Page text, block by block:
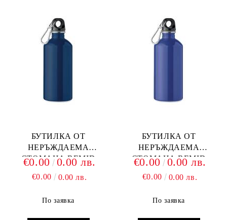
БУТИЛКА ОТ
НЕРЪЖДАЕМА
СТОМАНА REMID
€0.00 0.00 лв.
€0.00 0.00 лв.
По заявка
БУТИЛКА ОТ
НЕРЪЖДАЕМА
СТОМАНА REMID
€0.00 0.00 лв.
€0.00 0.00 лв.
По заявка